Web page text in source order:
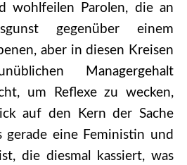
wohlfeilen Parolen, die an
gegenüber einem
aber in diesen Kreisen
Managergehalt
um Reflexe zu wecken,
auf den Kern der Sache
gerade eine Feministin und
die diesmal kassiert, was